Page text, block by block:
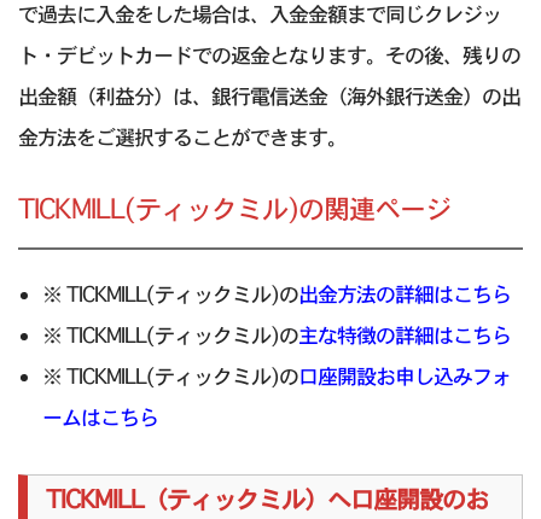
で過去に入金をした場合は、入金金額まで同じクレジッ
ト・デビットカードでの返金となります。その後、残りの
出金額（利益分）は、銀行電信送金（海外銀行送金）の出
金方法をご選択することができます。
TICKMILL(ティックミル)の関連ページ
※ TICKMILL(ティックミル)の出金方法の詳細はこちら
※ TICKMILL(ティックミル)の主な特徴の詳細はこちら
※ TICKMILL(ティックミル)の口座開設お申し込みフォ
ームはこちら
TICKMILL（ティックミル）へ口座開設のお